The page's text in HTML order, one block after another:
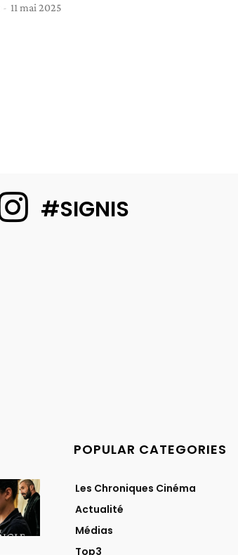
- 11 mai 2025
#SIGNIS
POPULAR CATEGORIES
Les Chroniques Cinéma
Actualité
Médias
Top3